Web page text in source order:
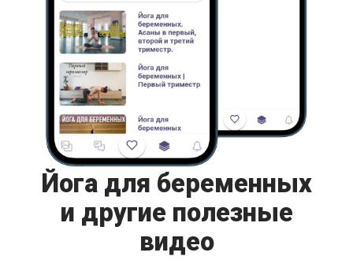
Йога для беременных
и другие полезные
видео